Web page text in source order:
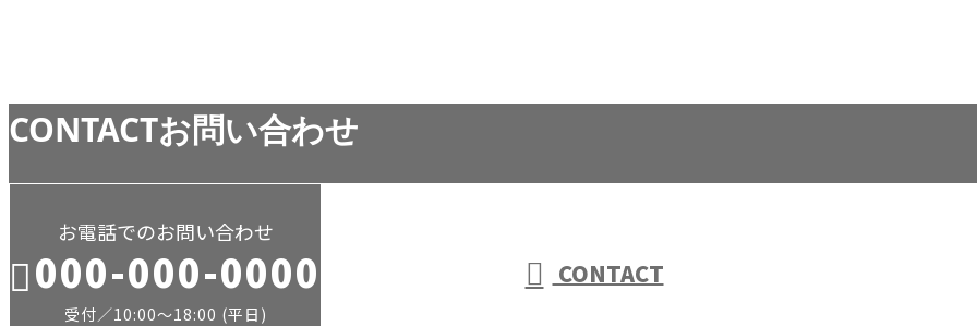
CONTACTお問い合わせ
お電話でのお問い合わせ
000-000-0000
受付／10:00～18:00 (平日)
CONTACT